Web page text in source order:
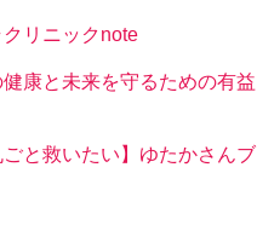
リニックnote
康と未来を守るための有益
ごと救いたい】ゆたかさんブ